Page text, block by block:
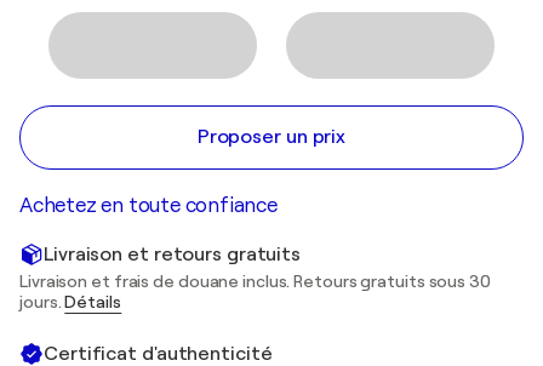
Proposer un prix
Achetez en toute confiance
Livraison et retours gratuits
Livraison et frais de douane inclus. Retours gratuits sous 30
jours.Détails
Certificat d'authenticité